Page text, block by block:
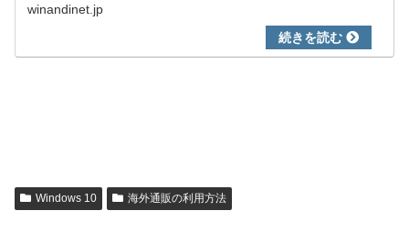
winandinet.jp
Windows 10 海外通販の利用方法